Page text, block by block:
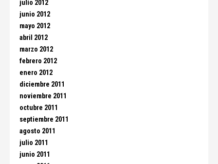
julio 2012
junio 2012
mayo 2012
abril 2012
marzo 2012
febrero 2012
enero 2012
diciembre 2011
noviembre 2011
octubre 2011
septiembre 2011
agosto 2011
julio 2011
junio 2011